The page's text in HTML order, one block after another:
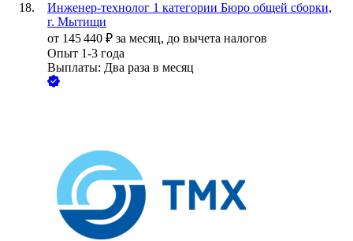
Инженер-технолог 1 категории Бюро общей сборки,
г. Мытищи
от 145 440 ₽ за месяц, до вычета налогов
Опыт 1-3 года
Выплаты: Два раза в месяц